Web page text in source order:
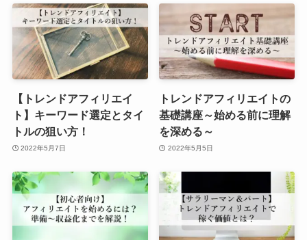
【トレンドアフィリエイ
ト】キーワード選定とタイ
トルの狙い方！
2022年5月7日
トレンドアフィリエイトの
基礎講座～始める前に理解
を深める～
2022年5月5日